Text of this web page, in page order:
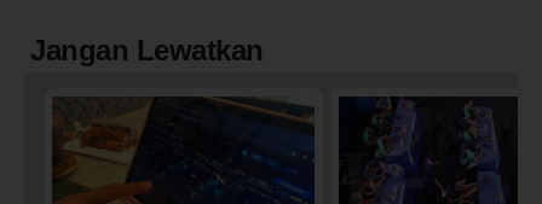
Jangan Lewatkan